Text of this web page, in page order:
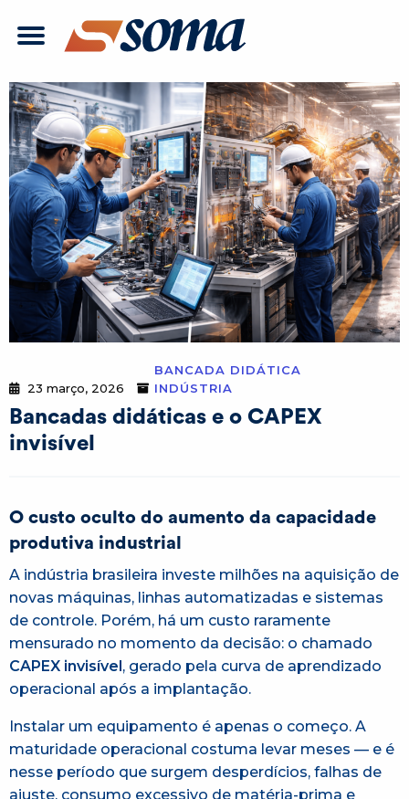
23 março, 2026
BANCADA DIDÁTICA
INDÚSTRIA
Bancadas didáticas e o CAPEX
invisível
O custo oculto do aumento da capacidade
produtiva industrial
A indústria brasileira investe milhões na aquisição de
novas máquinas, linhas automatizadas e sistemas
de controle. Porém, há um custo raramente
mensurado no momento da decisão: o chamado
CAPEX invisível , gerado pela curva de aprendizado
operacional após a implantação.
Instalar um equipamento é apenas o começo. A
maturidade operacional costuma levar meses — e é
nesse período que surgem desperdícios, falhas de
ajuste, consumo excessivo de matéria-prima e